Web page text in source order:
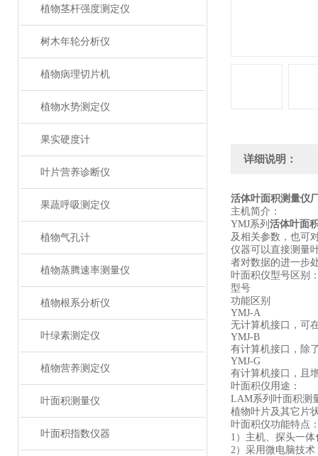
植物茎杆强度测定仪
树木年轮分析仪
植物病理切片机
植物水势测定仪
果实硬度计
叶片营养诊断仪
果蔬呼吸测定仪
植物气孔计
植物蒸腾速率测量仪
植物根系分析仪
叶绿素测定仪
植物营养测定仪
叶面积测量仪
叶面积指数仪器
详细说明：
活体叶面积测量仪
主机简介：
YMJ系列 活体叶面
及相关参数，也可
仪器可以直接测量
者对数据的进一步
叶面积仪型号区别
型号
功能区别
YMJ-A
无计算机接口，可
YMJ-B
有计算机接口，除
YMJ-G
有计算机接口，且
叶面积仪用途：
LAM系列叶面积测
植物叶片及其它片
叶面积仪功能特点
1）主机、探头一
2）采用微电脑技